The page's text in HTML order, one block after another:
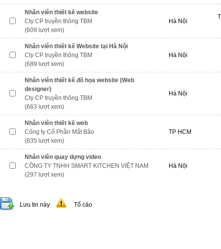
Nhân viên thiết kế website
Cty CP truyền thông TBM
(609 lượt xem)
Hà Nội
Nhân viên thiết kế Website tại Hà Nội
Cty CP truyền thông TBM
(689 lượt xem)
Hà Nội
Nhân viên thiết kế đồ họa website (Web
designer)
Cty CP truyền thông TBM
(663 lượt xem)
Hà Nội
Nhân viên thiết kế web
Công ty Cổ Phần Mắt Bão
(835 lượt xem)
TP HCM
Nhân viên quay dựng video
CÔNG TY TNHH SMART KITCHEN VIỆT NAM
(297 lượt xem)
Hà Nội
Lưu tin này Tố cáo